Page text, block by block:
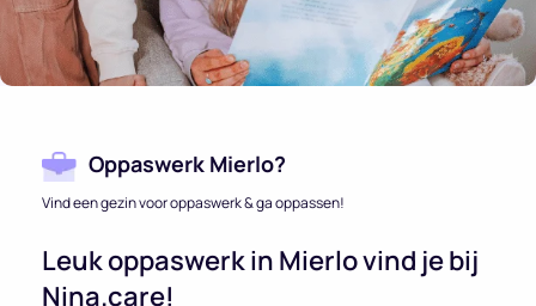
Oppaswerk Mierlo?
Vind een gezin voor oppaswerk & ga oppassen!
Leuk oppaswerk in Mierlo vind je bij
Nina.care!